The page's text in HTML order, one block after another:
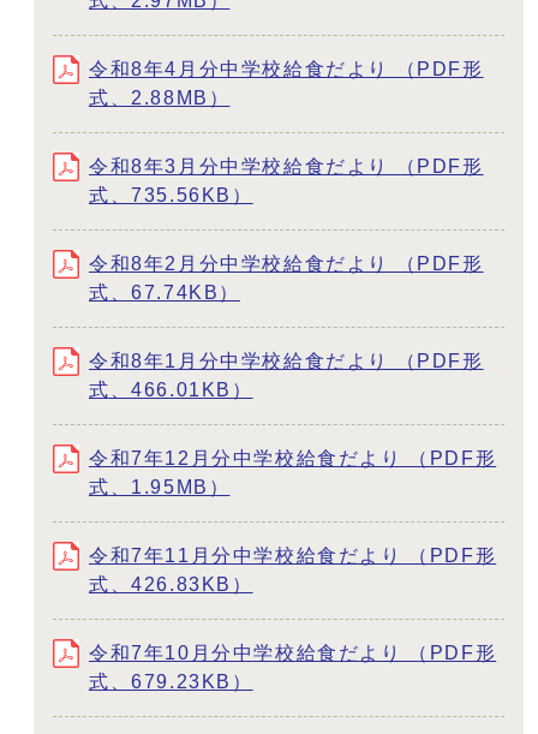
令和8年4月分中学校給食だより （PDF形
式、2.88MB）
令和8年3月分中学校給食だより （PDF形
式、735.56KB）
令和8年2月分中学校給食だより （PDF形
式、67.74KB）
令和8年1月分中学校給食だより （PDF形
式、466.01KB）
令和7年12月分中学校給食だより （PDF形
式、1.95MB）
令和7年11月分中学校給食だより （PDF形
式、426.83KB）
令和7年10月分中学校給食だより （PDF形
式、679.23KB）